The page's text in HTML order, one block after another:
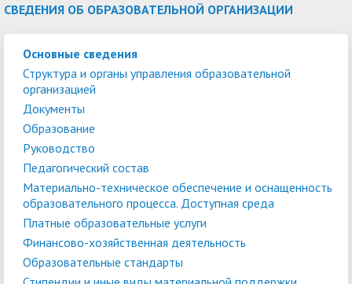
СВЕДЕНИЯ ОБ ОБРАЗОВАТЕЛЬНОЙ ОРГАНИЗАЦИИ
Основные сведения
Структура и органы управления образовательной
организацией
Документы
Образование
Руководство
Педагогический состав
Материально-техническое обеспечение и оснащенность
образовательного процесса. Доступная среда
Платные образовательные услуги
Финансово-хозяйственная деятельность
Образовательные стандарты